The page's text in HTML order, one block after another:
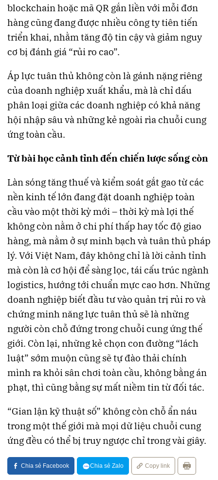
blockchain hoặc mã QR gắn liền với mỗi đơn
hàng cũng đang được nhiều công ty tiên tiến
triển khai, nhằm tăng độ tin cậy và giảm nguy
cơ bị đánh giá “rủi ro cao”.
Áp lực tuân thủ không còn là gánh nặng riêng
của doanh nghiệp xuất khẩu, mà là chỉ dấu
phân loại giữa các doanh nghiệp có khả năng
hội nhập sâu và những kẻ ngoài rìa chuỗi cung
ứng toàn cầu.
Từ bài học cảnh tỉnh đến chiến lược sống còn
Làn sóng tăng thuế và kiểm soát gắt gao từ các
nền kinh tế lớn đang đặt doanh nghiệp toàn
cầu vào một thời kỳ mới – thời kỳ mà lợi thế
không còn nằm ở chi phí thấp hay tốc độ giao
hàng, mà nằm ở sự minh bạch và tuân thủ pháp
lý. Với Việt Nam, đây không chỉ là lời cảnh tỉnh
mà còn là cơ hội để sàng lọc, tái cấu trúc ngành
logistics, hướng tới chuẩn mực cao hơn. Những
doanh nghiệp biết đầu tư vào quản trị rủi ro và
chứng minh năng lực tuân thủ sẽ là những
người còn chỗ đứng trong chuỗi cung ứng thế
giới. Còn lại, những kẻ chọn con đường “lách
luật” sớm muộn cũng sẽ tự đào thải chính
mình ra khỏi sân chơi toàn cầu, không bằng án
phạt, thì cũng bằng sự mất niềm tin từ đối tác.
“Gian lận kỹ thuật số” không còn chỗ ẩn náu
trong một thế giới mà mọi dữ liệu chuỗi cung
ứng đều có thể bị truy ngược chỉ trong vài giây.
Chia sẻ Facebook Chia sẻ Zalo Copy link